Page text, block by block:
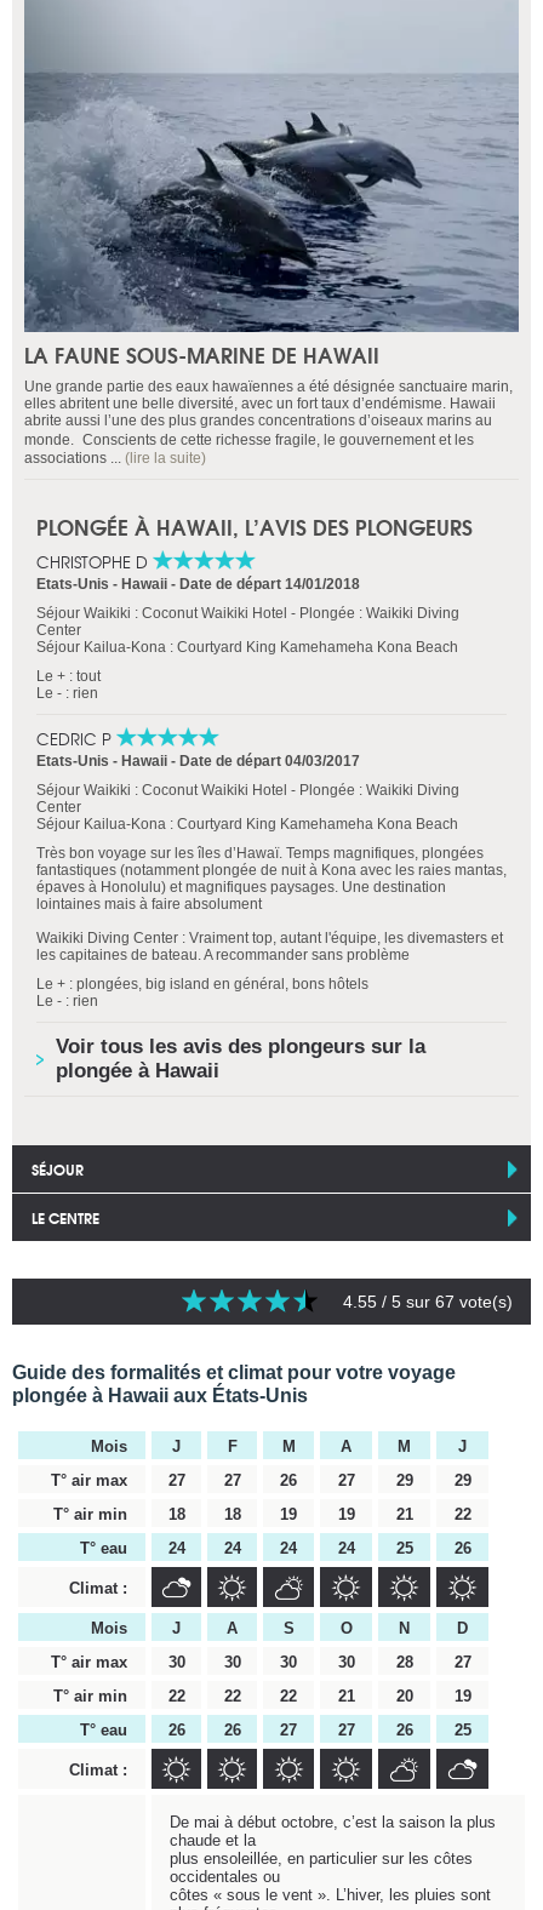
LA FAUNE SOUS-MARINE DE HAWAII
Une grande partie des eaux hawaïennes a été désignée sanctuaire marin,
elles abritent une belle diversité, avec un fort taux d’endémisme. Hawaii
abrite aussi l’une des plus grandes concentrations d’oiseaux marins au
monde. Conscients de cette richesse fragile, le gouvernement et les
associations ... (lire la suite)
PLONGÉE À HAWAII, L’AVIS DES PLONGEURS
CHRISTOPHE D
Etats-Unis - Hawaii - Date de départ 14/01/2018
Séjour Waikiki : Coconut Waikiki Hotel - Plongée : Waikiki Diving
Center
Séjour Kailua-Kona : Courtyard King Kamehameha Kona Beach
Le + : tout
Le - : rien
CEDRIC P
Etats-Unis - Hawaii - Date de départ 04/03/2017
Séjour Waikiki : Coconut Waikiki Hotel - Plongée : Waikiki Diving
Center
Séjour Kailua-Kona : Courtyard King Kamehameha Kona Beach
Très bon voyage sur les îles d’Hawaï. Temps magnifiques, plongées
fantastiques (notamment plongée de nuit à Kona avec les raies mantas,
épaves à Honolulu) et magnifiques paysages. Une destination
lointaines mais à faire absolument
Waikiki Diving Center : Vraiment top, autant l'équipe, les divemasters et
les capitaines de bateau. A recommander sans problème
Le + : plongées, big island en général, bons hôtels
Le - : rien
Voir tous les avis des plongeurs sur la
plongée à Hawaii
SÉJOUR
LE CENTRE
4.55 / 5 sur 67 vote(s)
Guide des formalités et climat pour votre voyage
plongée à Hawaii aux États-Unis
Mois J F M A M
J
T° air max
27 27 26 27 29
29
T° air min
18 18 19 19 21
22
T° eau
24 24 24 24 25 26
Climat :
Mois J A S O N
D
T° air max
30 30 30 30 28
27
T° air min
22 22 22 21 20
19
T° eau
26 26 27 27 26 25
Climat :
De mai à début octobre, c’est la saison la plus
chaude et la
plus ensoleillée, en particulier sur les côtes
occidentales ou
côtes « sous le vent ». L’hiver, les pluies sont